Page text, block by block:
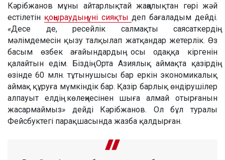
Кәрібжанов мұны айтарлықтай жаңалықтан гөрі жәй
естілетін қоңыраудың үні сияқты деп бағаладым дейді.
«Десе де, ресейлік салмақты саясаткердің
мәлімдемесін қызу талқылап жатқандар жетерлік. Өз
басым өзбек ағайындардың осы одаққа кіргенін
қалайтын едім. Біздің Орта Азиялық аймақта қазірдің
өзінде 60 млн. тұтынушысы бар еркін экономикалық
аймақ құруға мүмкіндік бар. Қазір барлық өндірушілер
алпауыт елдің көлеңкесінен шыға алмай отырғанын
жасармаймыз» дейді Кәрібжанов. Ол бұл туралы
Фейсбуктегі парақшасында жазба қалдырған.